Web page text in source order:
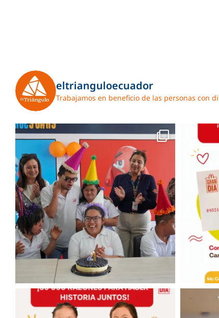
eltrianguloecuador
Trabajamos en beneficio de las personas con